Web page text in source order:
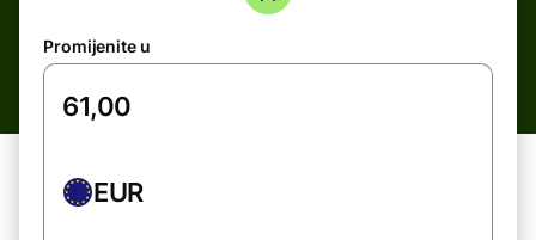
Promijenite u
EUR